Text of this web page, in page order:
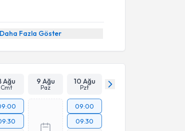
Daha Fazla Göster
Ağu
Cmt
9 Ağu
Paz
10 Ağu
Pzt
09:00
09:30